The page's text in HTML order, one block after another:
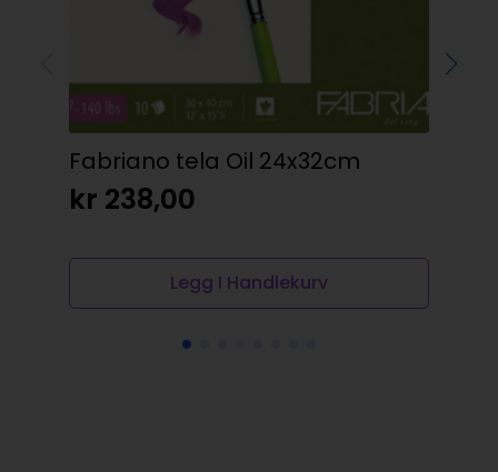
Fabriano tela Oil 24x32cm
kr 238,00
Legg I Handlekurv